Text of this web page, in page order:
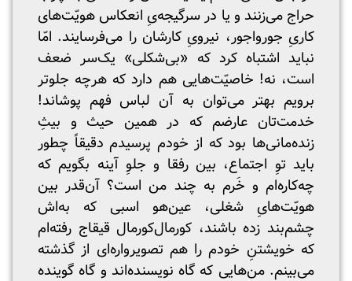
حراج می‌زنند و یا در سرگیجه‌یِ انعکاس هویّت‌های
کاریِ جورواجور، نیروی‌ِ کارشان را می‌فرسایند. امّا
نباید اشتباه کرد که «بی‌شکلی» یک‌سر ضعف
است، نه! خاصیّت‌هایی هم دارد که هرچه جلوتر
برویم بهتر می‌توان به آن لباس فهم پوشاند!
خدمت‌تان عارضم که در همین حیث و بیث‌ِ
زنده‌مانی‌ها بود که از خودم پرسیدم دقیقاً چطور
باید توِ اجتماع، بین رفقا و جلوِ آینه بگویم که
چه‌کاره‌ام و خَرم به چند من است؟ آن‌قدر بین
هویّت‌هایِ شغلی، عین‌هو اسبی که به‌اش
چشم‌بند زده باشند، کورمال‌کورمال قیقاج رفته‌ام
که خویشتنِ خودم را هم تصویرواره‌ای از گذشته
می‌بینم. من‌هایی که گاه نویسنده‌‌اند و گاه گوینده